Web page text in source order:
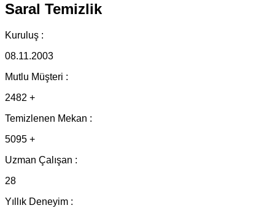
Saral Temizlik
Kuruluş :
08.11.2003
Mutlu Müşteri :
2482 +
Temizlenen Mekan :
5095 +
Uzman Çalışan :
28
Yıllık Deneyim :